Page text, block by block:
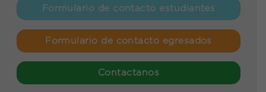
Formulario de contacto estudiantes
Formulario de contacto egresados
Contactanos